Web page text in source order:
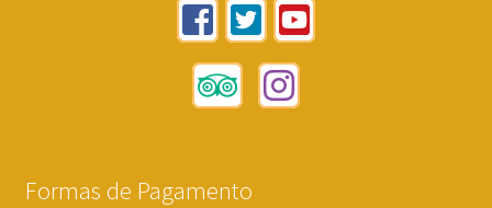
Formas de Pagamento